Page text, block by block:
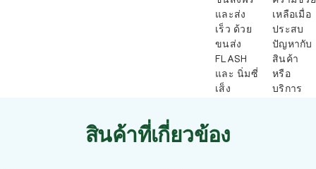
และส่ง
เร็ว ด้วย
ขนส่ง
FLASH
และ นิ่มซี่
เส็ง
เหลือเมื่อ
ประสบ
ปัญหากับ
สินค้า
หรือ
บริการ
สินค้าที่เกี่ยวข้อง